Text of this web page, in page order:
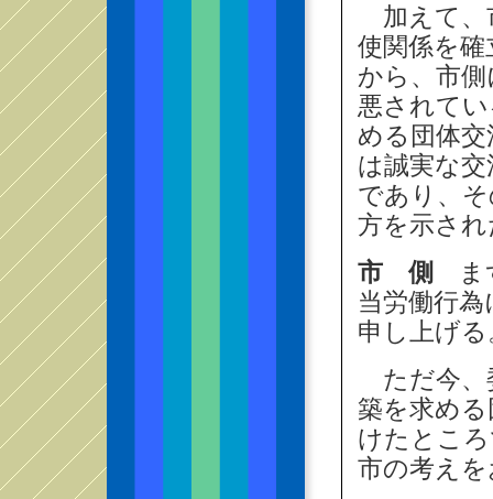
加えて、
使関係を
から、市
悪されて
める団体
は誠実な
であり、
方を示さ
市 側
ま
当労働行
申し上げる
ただ今、
築を求め
けたとこ
市の考え